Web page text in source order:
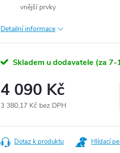
vnější prvky
Detailní informace
Skladem u dodavatele (za 7-
4 090 Kč
3 380,17 Kč bez DPH
cena:
Dotaz k produktu Hlídací